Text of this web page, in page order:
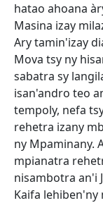
hatao ahoana
Masina izay
Ary tamin'izay
Mova tsy ny
sabatra sy
isan'andro teo
tempoly, nefa
rehetra izany
ny Mpaminany.
mpianatra
nisambotra an'i
Kaifa